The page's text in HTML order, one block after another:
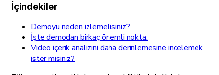
İçindekiler
Demoyu neden izlemelisiniz?
İşte demodan birkaç önemli nokta:
Video içerik analizini daha derinlemesine incelemek
ister misiniz?